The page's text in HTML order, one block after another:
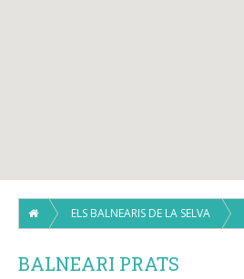
ELS BALNEARIS DE LA SELVA
BALNEARI PRATS